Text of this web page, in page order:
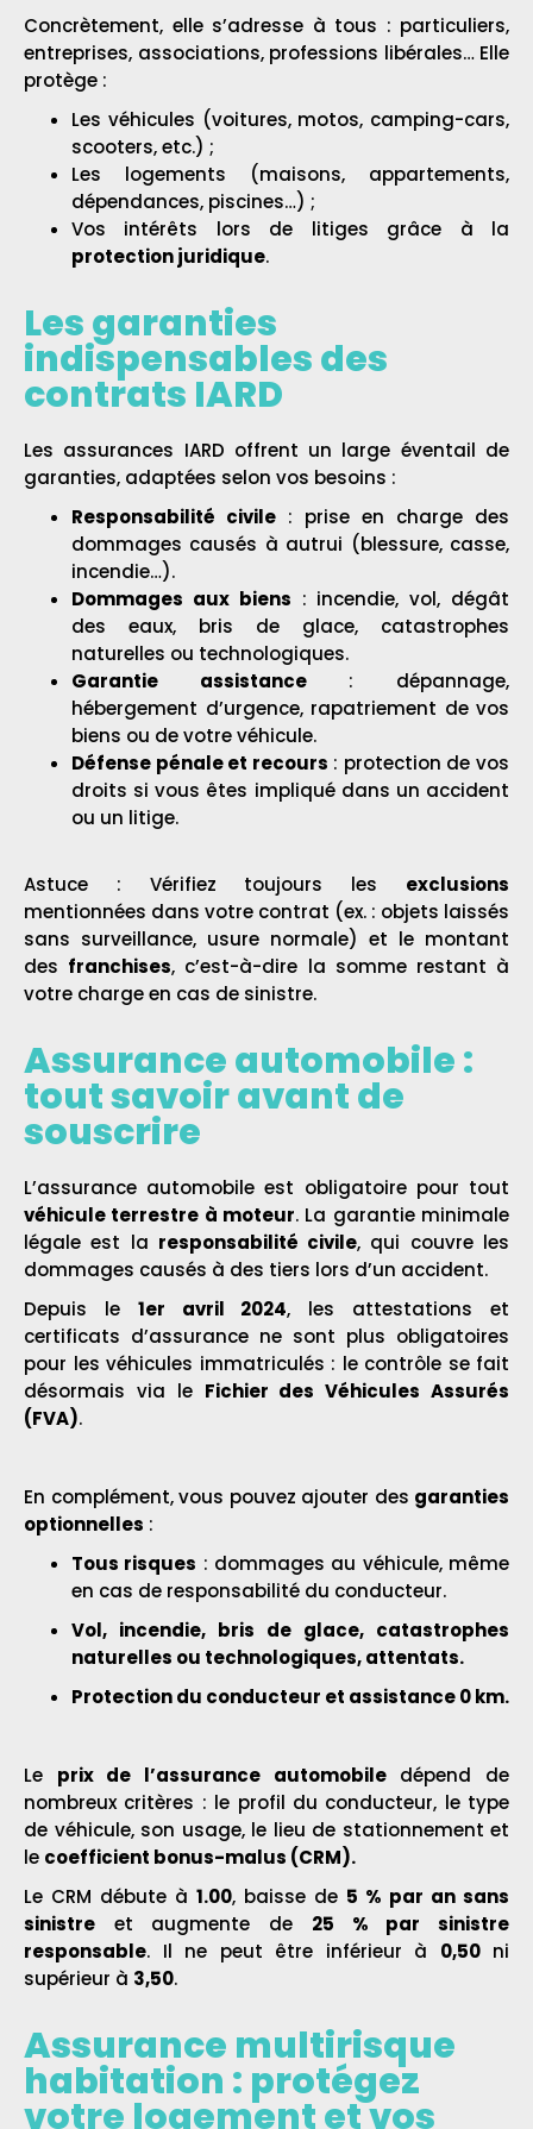
Concrètement, elle s’adresse à tous : particuliers,
entreprises, associations, professions libérales… Elle
protège :
Les véhicules (voitures, motos, camping-cars,
scooters, etc.) ;
Les logements (maisons, appartements,
dépendances, piscines…) ;
Vos intérêts lors de litiges grâce à la
protection juridique.
Les garanties
indispensables des
contrats IARD
Les assurances IARD offrent un large éventail de
garanties, adaptées selon vos besoins :
Responsabilité civile : prise en charge des
dommages causés à autrui (blessure, casse,
incendie…).
Dommages aux biens : incendie, vol, dégât
des eaux, bris de glace, catastrophes
naturelles ou technologiques.
Garantie assistance: dépannage,
hébergement d’urgence, rapatriement de vos
biens ou de votre véhicule.
Défense pénale et recours : protection de vos
droits si vous êtes impliqué dans un accident
ou un litige.
Astuce : Vérifiez toujours les exclusions
mentionnées dans votre contrat (ex. : objets laissés
sans surveillance, usure normale) et le montant
des franchises, c’est-à-dire la somme restant à
votre charge en cas de sinistre.
Assurance automobile :
tout savoir avant de
souscrire
L’assurance automobile est obligatoire pour tout
véhicule terrestre à moteur. La garantie minimale
légale est la responsabilité civile, qui couvre les
dommages causés à des tiers lors d’un accident.
Depuis le 1er avril 2024, les attestations et
certificats d’assurance ne sont plus obligatoires
pour les véhicules immatriculés : le contrôle se fait
désormais via le Fichier des Véhicules Assurés
(FVA).
En complément, vous pouvez ajouter des garanties
optionnelles :
Tous risques : dommages au véhicule, même
en cas de responsabilité du conducteur.
Vol, incendie, bris de glace, catastrophes
naturelles ou technologiques, attentats.
Protection du conducteur et assistance 0 km.
Le prix de l’assurance automobiledépend de
nombreux critères : le profil du conducteur, le type
de véhicule, son usage, le lieu de stationnement et
le coefficient bonus-malus (CRM).
Le CRM débute à 1.00, baisse de 5 % par an sans
sinistre et augmente de 25 % par sinistre
responsable. Il ne peut être inférieur à 0,50ni
supérieur à 3,50.
Assurance multirisque
habitation : protégez
votre logement et vos